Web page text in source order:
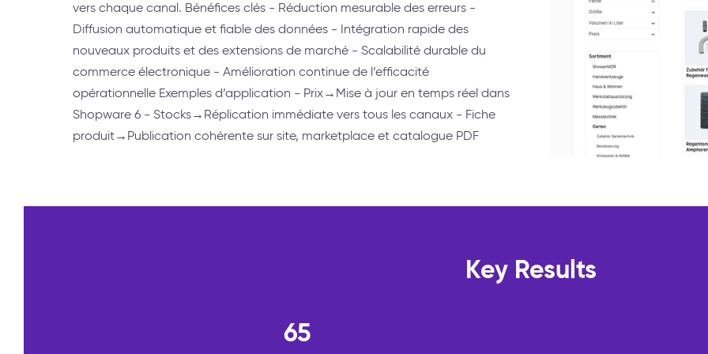
vers chaque canal. Bénéfices clés - Réduction mesurable des erreurs -
Diffusion automatique et fiable des données - Intégration rapide des
nouveaux produits et des extensions de marché - Scalabilité durable du
commerce électronique - Amélioration continue de l’efficacité
opérationnelle Exemples d’application - Prix→Mise à jour en temps réel dans
Shopware 6 - Stocks→Réplication immédiate vers tous les canaux - Fiche
produit→Publication cohérente sur site, marketplace et catalogue PDF
Key Results
65